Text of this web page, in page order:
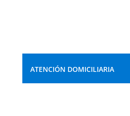
ATENCIÓN DOMICILIARIA